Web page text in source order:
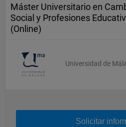
Máster Universitario en
Social y Profesiones
(Online)
Universidad de
Solicitar